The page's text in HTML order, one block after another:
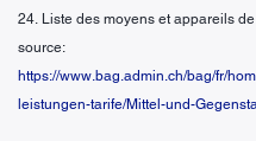
24. Liste des moyens et appareils
source:
https://www.bag.admin.ch/bag/fr/
leistungen-tarife/Mittel-und-